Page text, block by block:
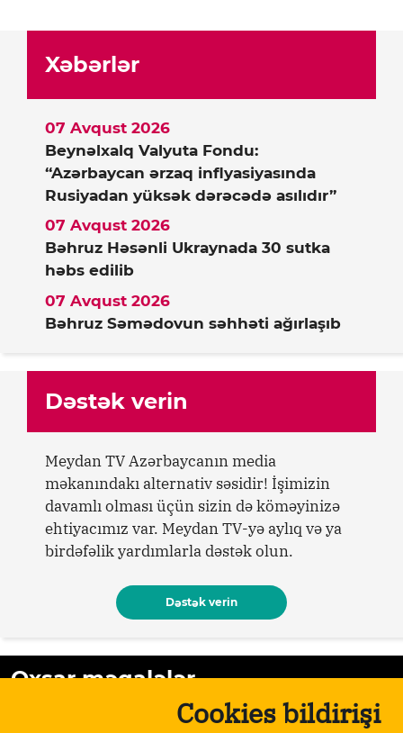
Cookies bildirişi
Xəbərlər
Beynəlxalq Valyuta Fondu:
“Azərbaycan ərzaq inflyasiyasında
Rusiyadan yüksək dərəcədə asılıdır”
07 Avqust 2026
Bəhruz Həsənli Ukraynada 30 sutka
həbs edilib
07 Avqust 2026
Bəhruz Səmədovun səhhəti ağırlaşıb
07 Avqust 2026
Dəstək verin
Meydan TV Azərbaycanın media
məkanındakı alternativ səsidir! İşimizin
davamlı olması üçün sizin də köməyinizə
ehtiyacımız var. Meydan TV-yə aylıq və ya
birdəfəlik yardımlarla dəstək olun.
Dəstək verin
Oxşar məqalələr